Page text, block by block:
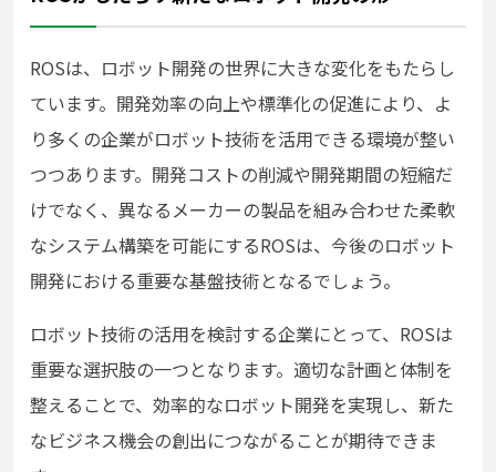
ROSは、ロボット開発の世界に大きな変化をもたらし
ています。開発効率の向上や標準化の促進により、よ
り多くの企業がロボット技術を活用できる環境が整い
つつあります。開発コストの削減や開発期間の短縮だ
けでなく、異なるメーカーの製品を組み合わせた柔軟
なシステム構築を可能にするROSは、今後のロボット
開発における重要な基盤技術となるでしょう。
ロボット技術の活用を検討する企業にとって、ROSは
重要な選択肢の一つとなります。適切な計画と体制を
整えることで、効率的なロボット開発を実現し、新た
なビジネス機会の創出につながることが期待できま